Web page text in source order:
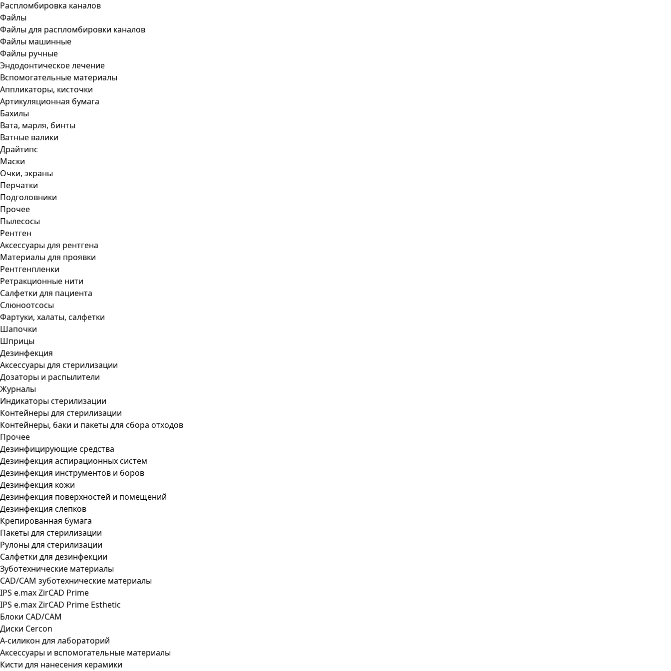
Распломбировка каналов
Файлы
Файлы для распломбировки каналов
Файлы машинные
Файлы ручные
Эндодонтическое лечение
Вспомогательные материалы
Аппликаторы, кисточки
Артикуляционная бумага
Бахилы
Вата, марля, бинты
Ватные валики
Драйтипс
Маски
Очки, экраны
Перчатки
Подголовники
Прочее
Пылесосы
Рентген
Аксессуары для рентгена
Материалы для проявки
Рентгенпленки
Ретракционные нити
Салфетки для пациента
Слюноотсосы
Фартуки, халаты, салфетки
Шапочки
Шприцы
Дезинфекция
Аксессуары для стерилизации
Дозаторы и распылители
Журналы
Индикаторы стерилизации
Контейнеры для стерилизации
Контейнеры, баки и пакеты для сбора отходов
Прочее
Дезинфицирующие средства
Дезинфекция аспирационных систем
Дезинфекция инструментов и боров
Дезинфекция кожи
Дезинфекция поверхностей и помещений
Дезинфекция слепков
Крепированная бумага
Пакеты для стерилизации
Рулоны для стерилизации
Салфетки для дезинфекции
Зуботехнические материалы
CAD/CAM зуботехнические материалы
IPS e.max ZirCAD Prime
IPS e.max ZirCAD Prime Esthetic
Блоки CAD/CAM
Диски Cercon
А-силикон для лабораторий
Аксессуары и вспомогательные материалы
Кисти для нанесения керамики